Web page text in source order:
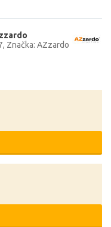
Značka: AZzardo